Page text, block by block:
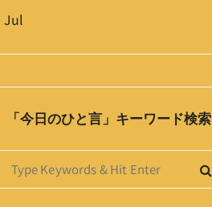
Jul
「今日のひと言」キーワード検索